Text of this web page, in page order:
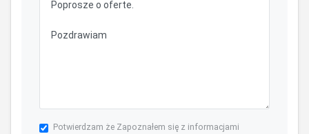
Potwierdzam że Zapoznałem się z informacjami